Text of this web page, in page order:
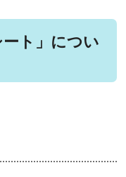
ート」につい